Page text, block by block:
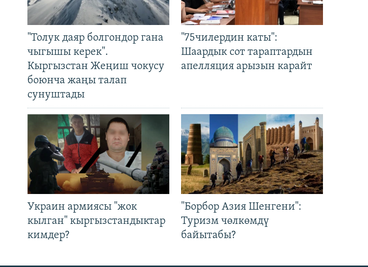
"Толук даяр болгондор гана
чыгышы керек".
Кыргызстан Жеңиш чокусу
боюнча жаңы талап
сунуштады
"75чилердин каты":
Шаардык сот тараптардын
апелляция арызын карайт
Украин армиясы "жок
кылган" кыргызстандыктар
кимдер?
"Борбор Азия Шенгени":
Туризм чөлкөмдү
байытабы?